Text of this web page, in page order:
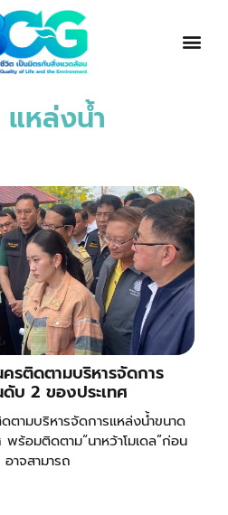
แหล่งน้ำ
ติดตามบริหารจัดการ
บ 2 ของประเทศ
ามบริหารจัดการแหล่งน้ำขนาด
ร้อมติดตาม“นาหว้าโมเดล”ก่อน
าจสามารถ